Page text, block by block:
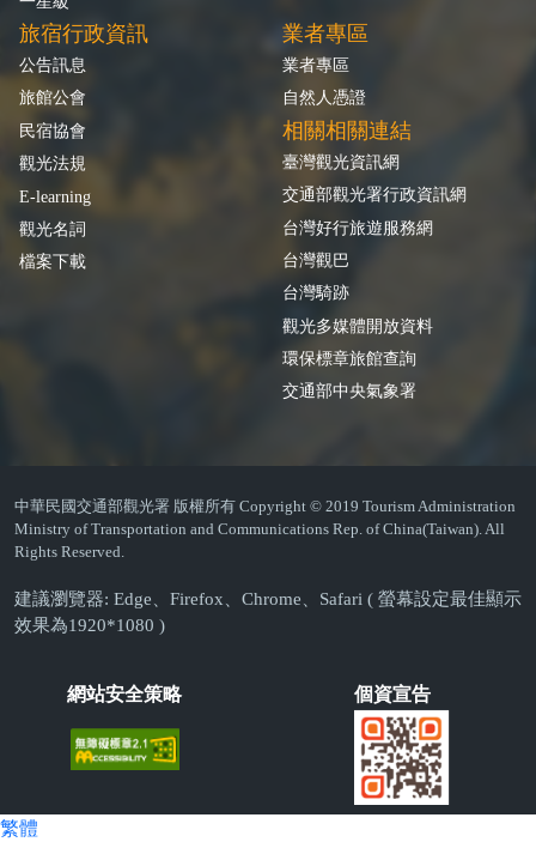
旅宿行政資訊
公告訊息
旅館公會
民宿協會
觀光法規
E-learning
觀光名詞
檔案下載
業者專區
業者專區
自然人憑證
相關相關連結
臺灣觀光資訊網
交通部觀光署行政資訊網
台灣好行旅遊服務網
台灣觀巴
台灣騎跡
觀光多媒體開放資料
環保標章旅館查詢
交通部中央氣象署
中華民國交通部觀光署 版權所有 Copyright © 2019 Tourism Administration
Ministry of Transportation and Communications Rep. of China(Taiwan). All
Rights Reserved.
建議瀏覽器: Edge、Firefox、Chrome、Safari ( 螢幕設定最佳顯示
效果為1920*1080 )
網站安全策略 個資宣告
繁體